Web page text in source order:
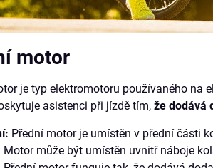
motor
je typ elektromotoru používaného na
asistenci při jízdě tím,že dodává
Přední motor je umístěn v přední části
Motor může být umístěn uvnitř náboje